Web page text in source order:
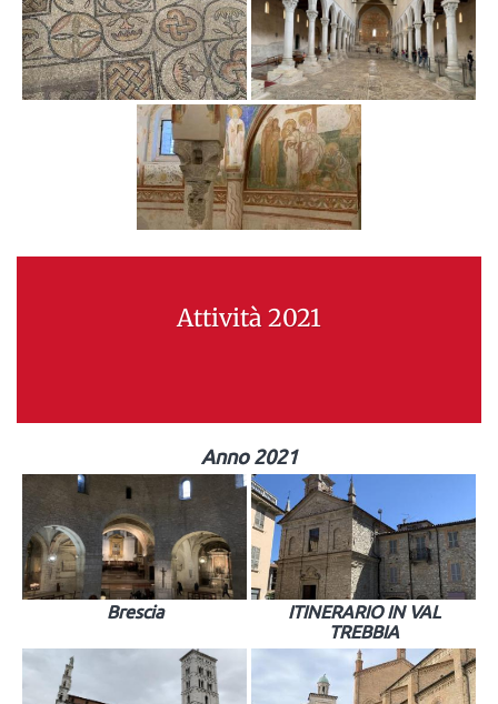
Attività 2021
Anno 2021
Brescia
ITINERARIO IN VAL
TREBBIA